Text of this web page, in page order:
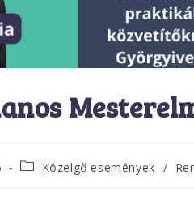
Közelgő események /